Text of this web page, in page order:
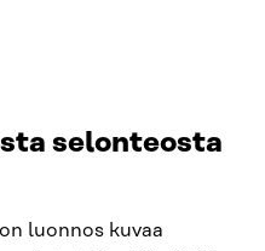
selonteosta
luonnos kuvaa